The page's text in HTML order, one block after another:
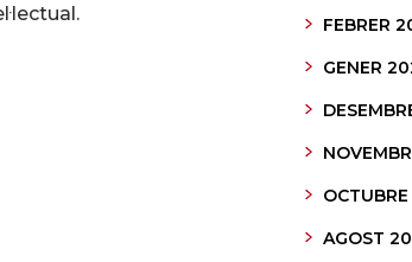
FEBRER
GENER
AGOST